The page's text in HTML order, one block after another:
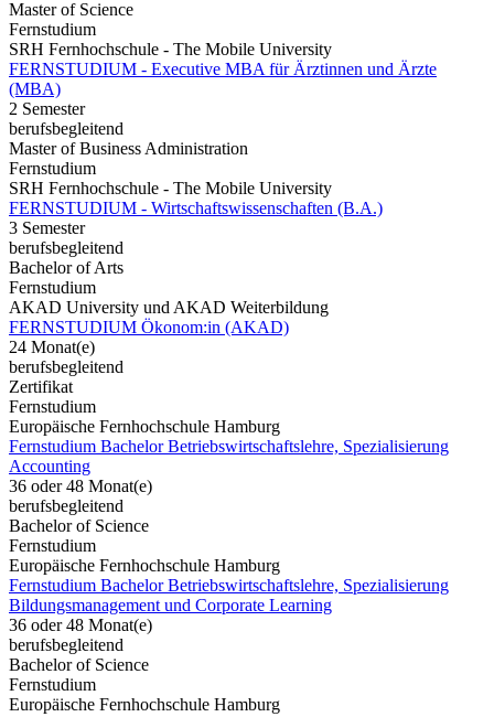
Master of Science
Fernstudium
SRH Fernhochschule - The Mobile University
FERNSTUDIUM - Executive MBA für Ärztinnen und Ärzte
(MBA)
2 Semester
berufsbegleitend
Master of Business Administration
Fernstudium
SRH Fernhochschule - The Mobile University
FERNSTUDIUM - Wirtschaftswissenschaften (B.A.)
3 Semester
berufsbegleitend
Bachelor of Arts
Fernstudium
AKAD University und AKAD Weiterbildung
FERNSTUDIUM Ökonom:in (AKAD)
24 Monat(e)
berufsbegleitend
Zertifikat
Fernstudium
Europäische Fernhochschule Hamburg
Fernstudium Bachelor Betriebswirtschaftslehre, Spezialisierung
Accounting
36 oder 48 Monat(e)
berufsbegleitend
Bachelor of Science
Fernstudium
Europäische Fernhochschule Hamburg
Fernstudium Bachelor Betriebswirtschaftslehre, Spezialisierung
Bildungsmanagement und Corporate Learning
36 oder 48 Monat(e)
berufsbegleitend
Bachelor of Science
Fernstudium
Europäische Fernhochschule Hamburg